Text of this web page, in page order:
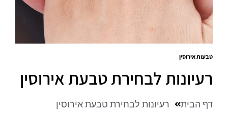
טבעות אירוסין
רעיונות לבחירת טבעת אירוסין
דף הבית רעיונות לבחירת טבעת אירוסין